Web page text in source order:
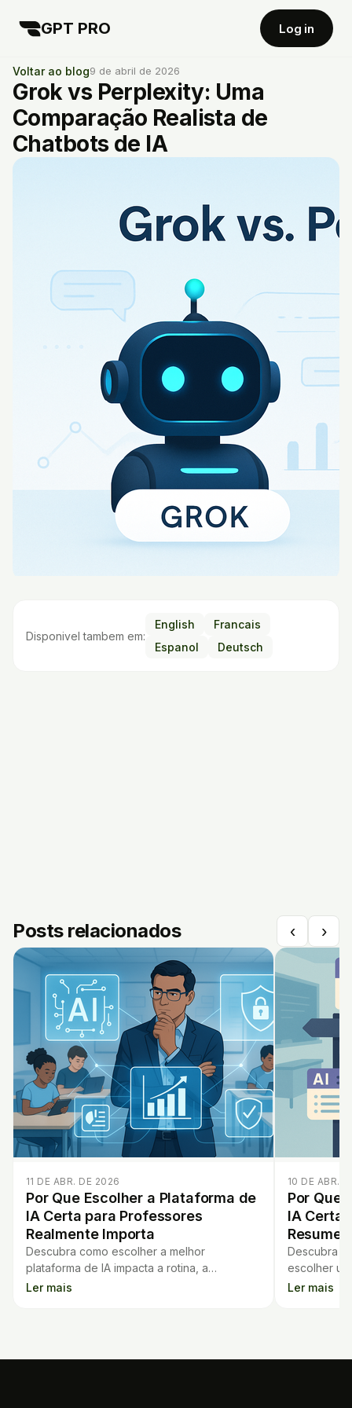
GPT PRO Log in
Voltar ao blog9 de abril de 2026
Grok vs Perplexity: Uma
Comparação Realista de
Chatbots de IA
Disponivel tambem em:
English
Francais
Espanol
Deutsch
Posts relacionados ‹ ›
11 DE ABR. DE 2026
Por Que Escolher a Plataforma de
IA Certa para Professores
Realmente Importa
Descubra como escolher a melhor
plataforma de IA impacta a rotina, a
privacidade e o aprendizado dos alunos.
Ler mais
10 DE ABR.
Por Que
IA Certa
Resume
Descubra
escolher
de aula —
Ler mais